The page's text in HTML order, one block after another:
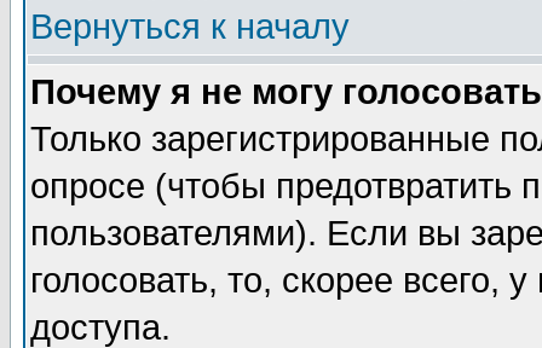
Вернуться к началу
Почему я не могу
Только зарегистрированные
опросе (чтобы предотвратить
пользователями). Если вы
голосовать, то, скорее всего,
доступа.